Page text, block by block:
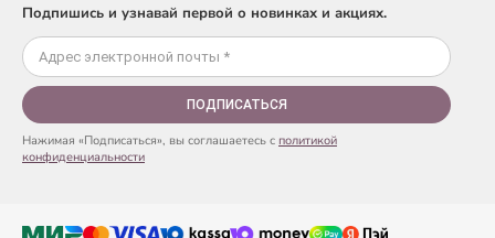
Подпишись и узнавай первой о новинках и акциях.
ПОДПИСАТЬСЯ
Нажимая «Подписаться», вы соглашаетесь с политикой
конфиденциальности